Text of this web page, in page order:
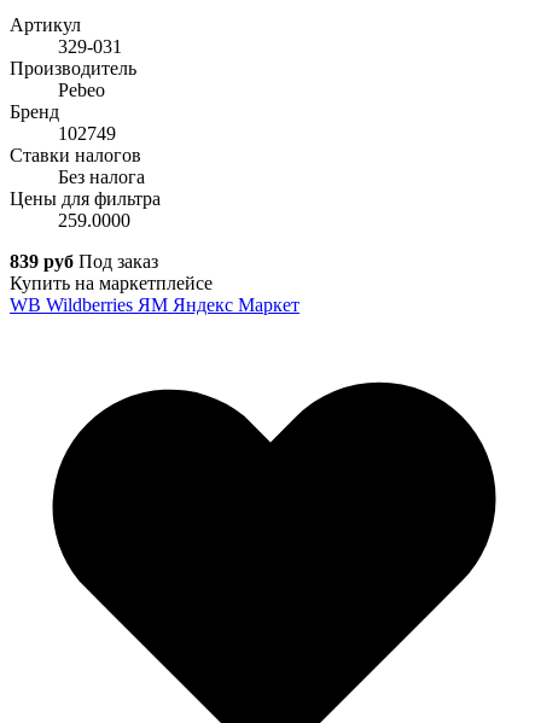
Артикул
329-031
Производитель
Pebeo
Бренд
102749
Ставки налогов
Без налога
Цены для фильтра
259.0000
839 руб Под заказ
Купить на маркетплейсе
WB Wildberries ЯМ Яндекс Маркет